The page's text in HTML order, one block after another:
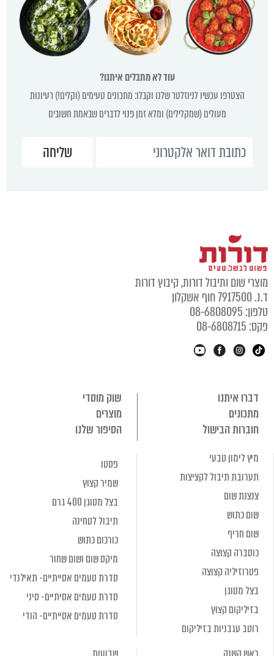
עוד לא מתבלים איתנו?
הצטרפו עכשיו לניוזלטר שלנו וקבלו: מתכונים טעימים (וקלים!) רעיונות
מעולים (שמקלילים) ומלא זמן פנוי לדברים שבאמת חשובים
מוצרי שום ותיבול דורות, קיבוץ דורות
ד.נ. 7917500 חוף אשקלון
טלפון: 08-6808095
פקס: 08-6808715
דברו איתנו
שוק מוסדי
מתכונים
מוצרים
חוברות הבישול
הסיפור שלנו
מיץ לימון טבעי
תערובת תיבול לקציצות
צנצנת שום
שום כתוש
שום חריף
כוסברה קצוצה
פטרוזיליה קצוצה
בצל מטוגן
בזיליקום קצוץ
רוטב עגבניות בזיליקום
פסטו
שמיר קצוץ
בצל מטוגן 400 גרם
תיבול לטחינה
כורכום כתוש
מיקס שום ושום שחור
סדרת טעמים אסייתיים- תאילנדי
סדרת טעמים אסיתיים- סיני
סדרת טעמים אסייתיים- הודי